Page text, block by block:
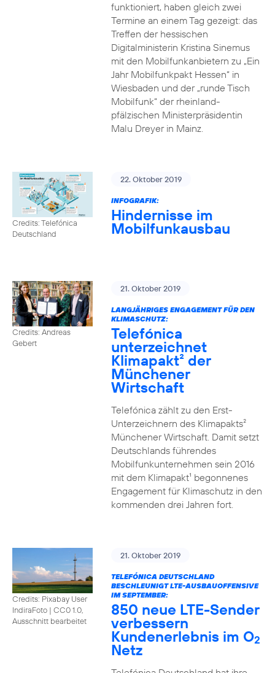
funktioniert, haben gleich zwei
Termine an einem Tag gezeigt: das
Treffen der hessischen
Digitalministerin Kristina Sinemus
mit den Mobilfunkanbietern zu „Ein
Jahr Mobilfunkpakt Hessen“ in
Wiesbaden und der „runde Tisch
Mobilfunk“ der rheinland-
pfälzischen Ministerpräsidentin
Malu Dreyer in Mainz.
Credits: Telefónica
Deutschland
22. Oktober 2019
INFOGRAFIK:
Hindernisse im
Mobilfunkausbau
Credits: Andreas
Gebert
21. Oktober 2019
LANGJÄHRIGES ENGAGEMENT FÜR DEN
KLIMASCHUTZ:
Telefónica
unterzeichnet
Klimapakt² der
Münchener
Wirtschaft
Telefónica zählt zu den Erst-
Unterzeichnern des Klimapakts²
Münchener Wirtschaft. Damit setzt
Deutschlands führendes
Mobilfunkunternehmen sein 2016
mit dem Klimapakt¹ begonnenes
Engagement für Klimaschutz in den
kommenden drei Jahren fort.
Credits: Pixabay User
IndiraFoto | CC0 1.0,
Ausschnitt bearbeitet
21. Oktober 2019
TELEFÓNICA DEUTSCHLAND
BESCHLEUNIGT LTE-AUSBAUOFFENSIVE
IM SEPTEMBER:
850 neue LTE-Sender
verbessern
Kundenerlebnis im O2
Netz